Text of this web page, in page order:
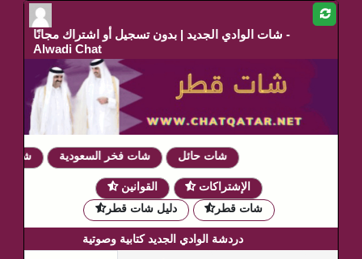
شات الوادي الجديد | بدون تسجيل أو اشتراك مجانًا -
Alwadi Chat
شات شات فخر السعودية شات حائل
القوانين
الإشتراكات
دليل شات قطر
شات قطر
دردشة الوادي الجديد كتابية وصوتية